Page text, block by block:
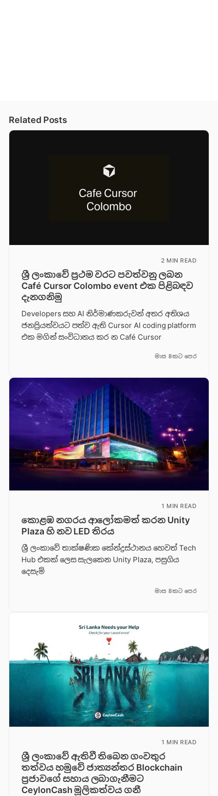
Related Posts
2 MIN READ
ශ්‍රී ලංකාවේ ප්‍රථම වරට පවත්වනු ලබන
Café Cursor Colombo event එක පිළිබඳව
දැනගනිමු
Developers සහ AI නිර්මාණකරුවන් අතර අතිශය
ජනප්‍රියත්වයට පත්ව ඇති Cursor AI coding platform
එක මගින් සංවිධානය කර න Café Cursor
මාස 8කට පෙර
1 MIN READ
කොළඹ නගරය ආලෝකමත් කරන Unity
Plaza හි නව LED තිරය
ශ්‍රී ලංකාවේ තාක්ෂණික කේන්ද්‍රස්ථානය හෙවත් Tech
Hub එකක් ලෙස සැලකෙන Unity Plaza, පසුගිය
දෙසැම්
මාස 8කට පෙර
1 MIN READ
ශ්‍රී ලංකාවේ ඇතිවී තිබෙන ගංවතුර
තත්වය හමුවේ ජාත්‍යන්තර Blockchain
ප්‍රජාවගේ සහාය ලබාගැනීමට
CeylonCash මූලිකත්වය ග​නී